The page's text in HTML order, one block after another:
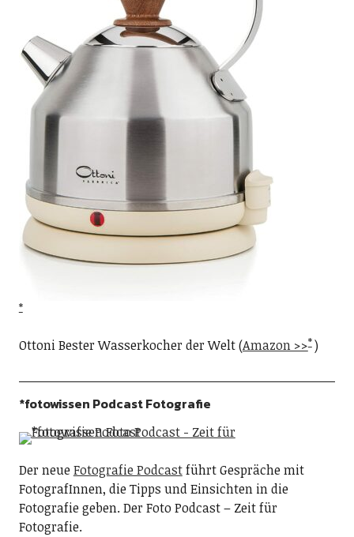
Ottoni Bester Wasserkocher der Welt (Amazon >> )
*fotowissen Podcast Fotografie
Der neueFotografie Podcastführt Gespräche mit
FotografInnen, die Tipps und Einsichten in die
Fotografie geben. Der Foto Podcast – Zeit für
Fotografie.